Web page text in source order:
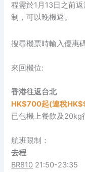
程需於1月13日之前
制，可以晚機返。
搜尋機票時輸入優惠
來回機位:
香港往返台北
HK$700起(連稅HK
已包機上餐飲及20kg
航班限制：
去程
BR810 21:50-23:35